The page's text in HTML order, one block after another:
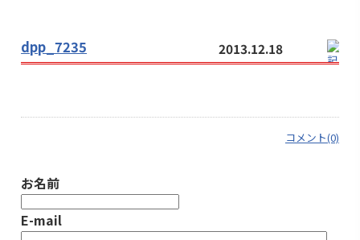
dpp_7235 2013.12.18
コメント(0)
お名前
E-mail